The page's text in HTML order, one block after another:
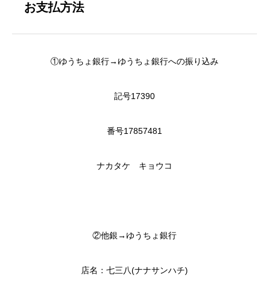
お支払方法
①ゆうちょ銀行→ゆうちょ銀行への振り込み
記号17390
番号17857481
ナカタケ キョウコ
②他銀→ゆうちょ銀行
店名：七三八(ナナサンハチ)